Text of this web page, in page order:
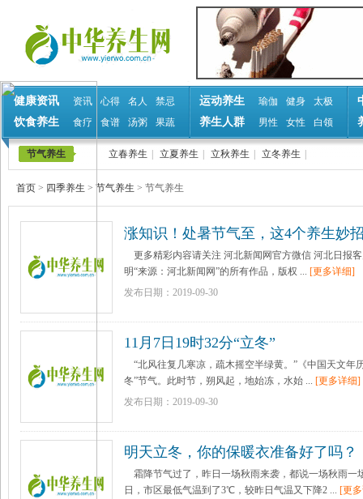
健康资讯 资讯 心得 名人 禁忌
饮食养生 食疗 食谱 汤粥 果蔬
运动养生 瑜伽 健身 太极
养生人群 男性 女性 白领
节气养生 立春养生 立夏养生 立秋养生 立冬养生
首页 > 四季养生 > 节气养生 > 节气养生
涨知识！处暑节气至，这4个养生妙
更多精彩内容请关注 河北新闻网官方微信 河北日报
明“来源：河北新闻网”的所有作品，版权 ... [更多详细]
发布日期：2019-09-30
11月7日19时32分“立冬”
“北风往复几寒凉，疏木摇空半绿黄。”《中国天文年
冬”节气。此时节，朔风起，地始冻，水始 ... [更多详细]
发布日期：2019-09-30
明天立冬，你的保暖衣准备好了吗？
霜降节气过了，昨日一场秋雨来袭，都说一场秋雨一
日，市区最低气温到了3℃，较昨日气温又下降2 ... [更